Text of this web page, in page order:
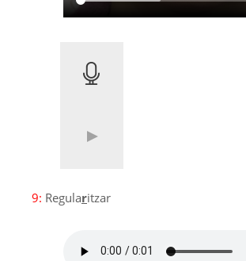
9: Regularitzar